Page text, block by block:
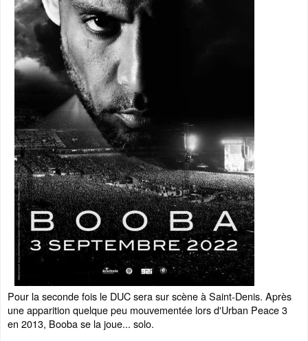
Pour la seconde fois le DUC sera sur scène à Saint-Denis. Après
une apparition quelque peu mouvementée lors d'Urban Peace 3
en 2013, Booba se la joue... solo.